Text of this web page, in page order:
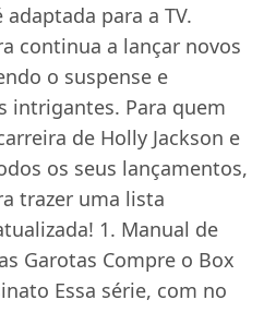
para a TV.
continua a lançar novos
o suspense e
intrigantes. Para quem
de Holly Jackson e
os seus lançamentos,
trazer uma lista
1. Manual de
Garotas Compre o Box
Essa série, com no